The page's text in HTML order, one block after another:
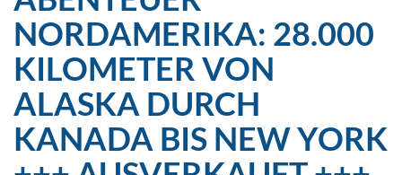
NORDAMERIKA: 28.000
KILOMETER VON
ALASKA DURCH
KANADA BIS NEW YORK